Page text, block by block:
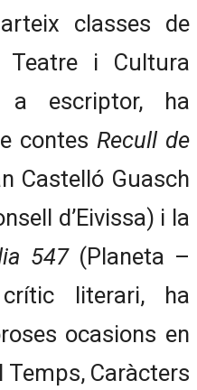
classes de
Teatre i Cultura
a escriptor, ha
contes Recull de
Castelló Guasch
d’Eivissa) i la
547(Planeta –
literari, ha
ocasions en
Caràcters